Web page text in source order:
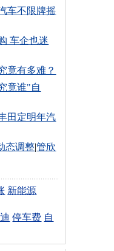
车不限牌摇
车企也迷
竟有多难？
竟谁"自
田定明年汽
态调整|管欣
新能源
停车费 自